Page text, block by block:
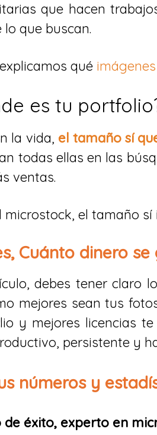
que hacen
que buscan.
qué
es tu
la vida, el tamaño sí
todas ellas en las
ventas.
microstock, el tamaño
Cuánto dinero se
debes tener claro
mejores sean tus
y mejores licencias
persistente y
números y
de éxito, experto en